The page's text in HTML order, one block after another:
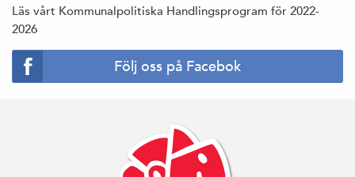
Läs vårt Kommunalpolitiska Handlingsprogram för 2022-
2026
Följ oss på Facebok